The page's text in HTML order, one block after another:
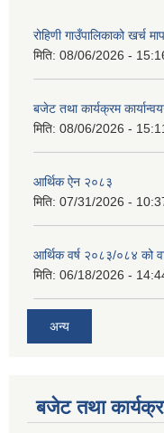
रोहिणी गाउँपालिकाको खर्च
मिति: 08/06/2026 -
बजेट तथा कार्यक्रम
मिति: 08/06/2026 -
आर्थिक ऐन २०८३
मिति: 07/31/2026 -
आर्थिक वर्ष २०८३/०८४ को
मिति: 06/18/2026 -
अन्य
बजेट तथा